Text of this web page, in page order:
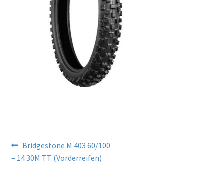
Beitragsnavigation
Vorheriger
Beitrag:
Bridgestone M 403 60/100
– 14 30M TT (Vorderreifen)